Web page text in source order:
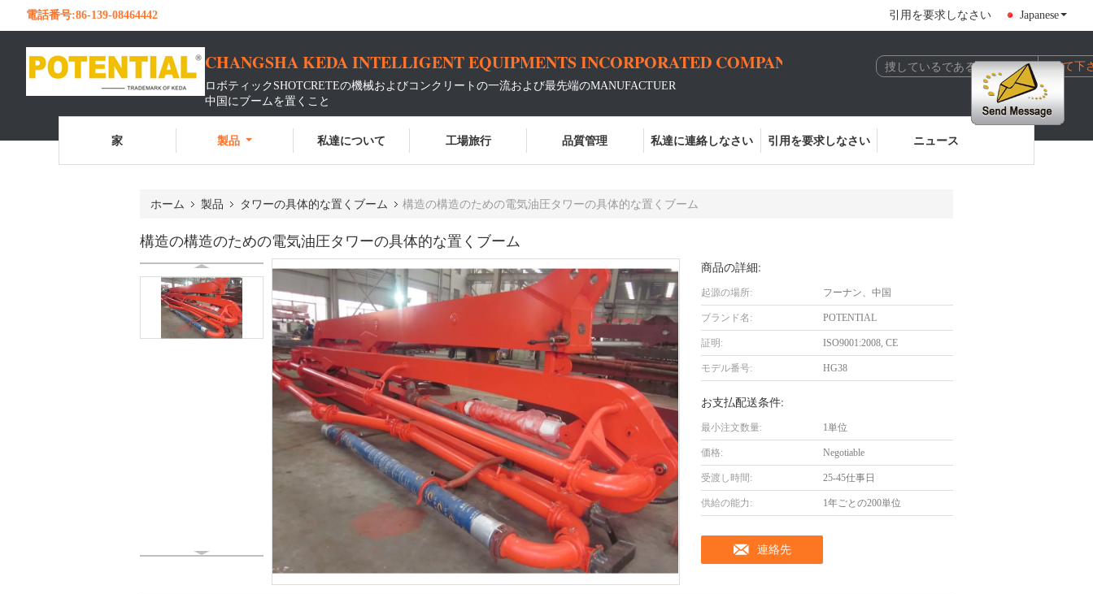
電話番号:86-139-08464442 引用を要求しなさい Japanese
CHANGSHA KEDA INTELLIGENT EQUIPMENTS INCORPORATED COMPANY
ロボティックSHOTCRETEの機械およびコンクリートの一流および最先端のMANUFACTUER
中国にブームを置くこと
家 製品 私達について 工場旅行 品質管理 私達に連絡しなさい 引用を要求しなさい ニュース
ホーム 製品 タワーの具体的な置くブーム 構造の構造のための電気油圧タワーの具体的な置くブーム
構造の構造のための電気油圧タワーの具体的な置くブーム
商品の詳細:
起源の場所: フーナン、中国
ブランド名: POTENTIAL
証明: ISO9001:2008, CE
モデル番号: HG38
お支払配送条件:
最小注文数量: 1単位
価格: Negotiable
受渡し時間: 25-45仕事日
供給の能力: 1年ごとの200単位
連絡先